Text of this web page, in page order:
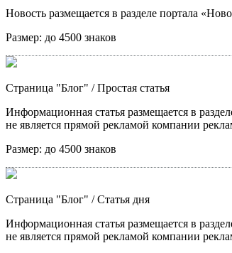
Новость размещается в разделе портала
Размер: до 4500 знаков
Страница "Блог" / Простая статья
Информационная статья размещается в
не является прямой рекламой компании
Размер: до 4500 знаков
Страница "Блог" / Статья дня
Информационная статья размещается в
не является прямой рекламой компании